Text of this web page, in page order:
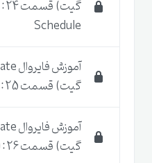
Schedule
گیت) قسمت 25 : NAT
گیت) قسمت 26 : Virtual IP (VIP)